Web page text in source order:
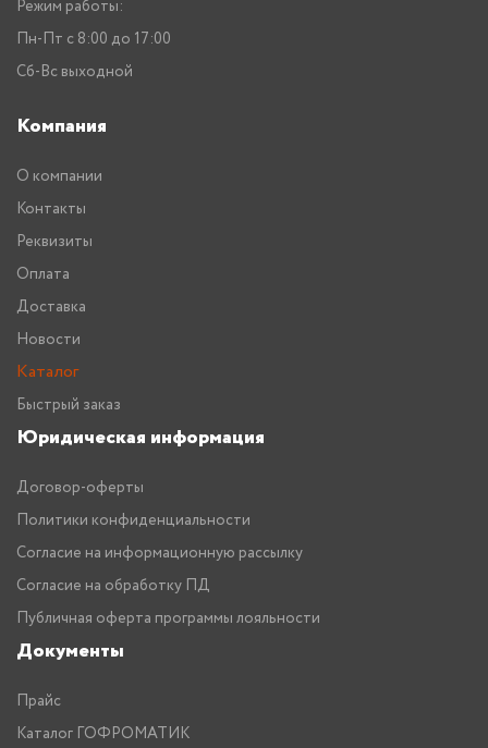
Режим работы:
Пн-Пт с 8:00 до 17:00
Сб-Вс выходной
Компания
О компании
Контакты
Реквизиты
Оплата
Доставка
Новости
Каталог
Быстрый заказ
Юридическая информация
Договор-оферты
Политики конфиденциальности
Согласие на информационную рассылку
Согласие на обработку ПД
Публичная оферта программы лояльности
Документы
Прайс
Каталог ГОФРОМАТИК